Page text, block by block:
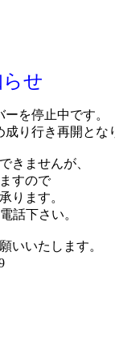
せ
を停止中です。
り行き再開とな
きませんが、
すので
ります。
話下さい。
いいたします。